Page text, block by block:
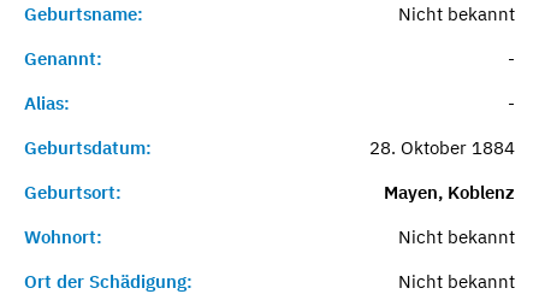
Geburtsname:
Nicht bekannt
Genannt:
-
Alias:
-
Geburtsdatum:
28. Oktober 1884
Geburtsort:
Mayen, Koblenz
Wohnort:
Nicht bekannt
Ort der Schädigung:
Nicht bekannt